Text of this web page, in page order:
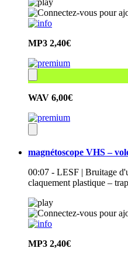
MP3 2,40€
WAV 6,00€
magnétoscope VHS –
00:07 - LESF | Bruitage
claquement plastique –
MP3 2,40€